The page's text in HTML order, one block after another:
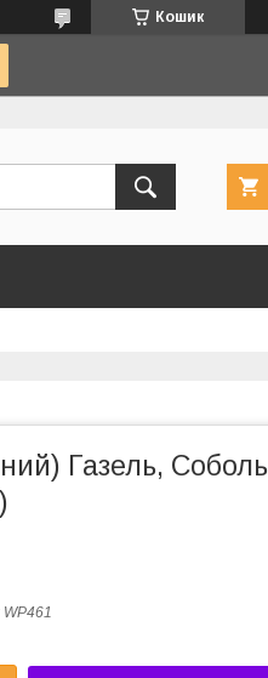
Кошик
Газель, Соболь
WP461